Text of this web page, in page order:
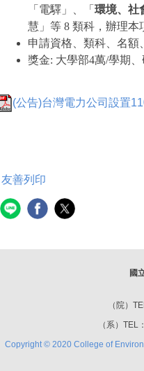
「電驛」、「 環境、社
慧」等 8 類科，辦理本
申請資格、類科、名
獎金: 大學部4萬/學期
(公告)台灣電力公司設置
友善列印
國
（院）
（系）
Copyright © 2020 College of